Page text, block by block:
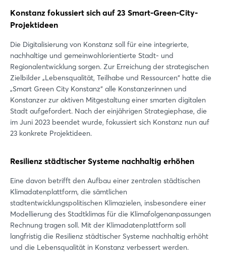
Konstanz fokussiert sich auf 23 Smart-Green-City-
Projektideen
Die Digitalisierung von Konstanz soll für eine integrierte,
nachhaltige und gemeinwohlorientierte Stadt- und
Regionalentwicklung sorgen. Zur Erreichung der strategischen
Zielbilder „Lebensqualität, Teilhabe und Ressourcen“ hatte die
„Smart Green City Konstanz“ alle Konstanzerinnen und
Konstanzer zur aktiven Mitgestaltung einer smarten digitalen
Stadt aufgefordert. Nach der einjährigen Strategiephase, die
im Juni 2023 beendet wurde, fokussiert sich Konstanz nun auf
23 konkrete Projektideen.
Resilienz städtischer Systeme nachhaltig erhöhen
Eine davon betrifft den Aufbau einer zentralen städtischen
Klimadatenplattform, die sämtlichen
stadtentwicklungspolitischen Klimazielen, insbesondere einer
Modellierung des Stadtklimas für die Klimafolgenanpassungen
Rechnung tragen soll. Mit der Klimadatenplattform soll
langfristig die Resilienz städtischer Systeme nachhaltig erhöht
und die Lebensqualität in Konstanz verbessert werden.